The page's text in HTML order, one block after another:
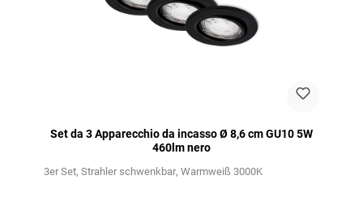
Set da 3 Apparecchio da incasso Ø 8,6 cm GU10 5W
460lm nero
3er Set Strahler schwenkbar Warmweiß 3000K